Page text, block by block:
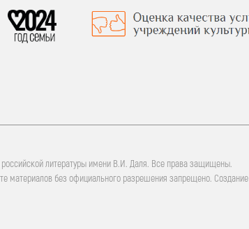
российской литературы имени В.И. Даля. Все права защищены.
материалов без официального разрешения запрещено. Создание